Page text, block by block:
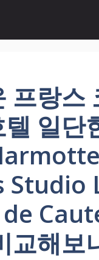
프랑스
일단
Studio
교해보